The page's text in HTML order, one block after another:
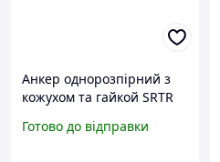
Анкер однорозпірний з
кожухом та гайкой SRTR
КРЕПТЕХ
Готово до відправки